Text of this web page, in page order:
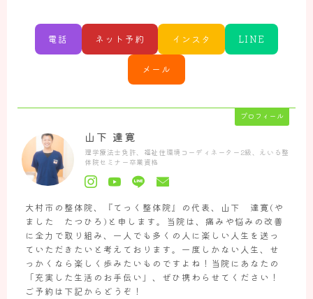
電話 ネット予約 インスタ LINE
メール
プロフィール
山下 達寛
理学療法士免許、福祉住環境コーディネーター2級、えいる整
体院セミナー卒業資格
大村市の整体院、『てっく整体院』の代表、山下 達寛(や
ました たつひろ)と申します。当院は、痛みや悩みの改善
に全力で取り組み、一人でも多くの人に楽しい人生を送っ
ていただきたいと考えております。一度しかない人生、せ
っかくなら楽しく歩みたいものですよね！当院にあなたの
「充実した生活のお手伝い」、ぜひ携わらせてください！
ご予約は下記からどうぞ！